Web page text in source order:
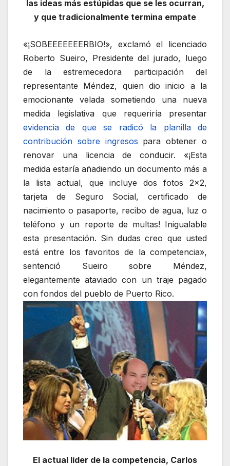
las ideas más estúpidas que se les ocurran,
y que tradicionalmente termina empate
«¡SOBEEEEEEERBIO!», exclamó el licenciado
Roberto Sueiro, Presidente del jurado, luego
de la estremecedora participación del
representante Méndez, quien dio inicio a la
emocionante velada sometiendo una nueva
medida legislativa que requeriría presentar
evidencia de que se radicó la planilla de
contribución sobre ingresos para obtener o
renovar una licencia de conducir. «¡Esta
medida estaría añadiendo un documento más a
la lista actual, que incluye dos fotos 2×2,
tarjeta de Seguro Social, certificado de
nacimiento o pasaporte, recibo de agua, luz o
teléfono y un reporte de multas! Inigualable
esta presentación. Sin dudas creo que usted
está entre los favoritos de la competencia»,
sentenció Sueiro sobre Méndez,
elegantemente ataviado con un traje pagado
con fondos del pueblo de Puerto Rico.
El actual líder de la competencia, Carlos